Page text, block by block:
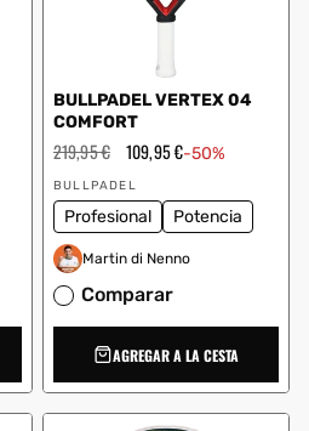
BULLPADEL VERTEX 04
COMFORT
Precio
habitual
219,95 € Precio
oferta
109,95 €-50%
Proveedor:
BULLPADEL
Profesional Potencia
Martin di Nenno
Comparar
AGREGAR A LA CESTA